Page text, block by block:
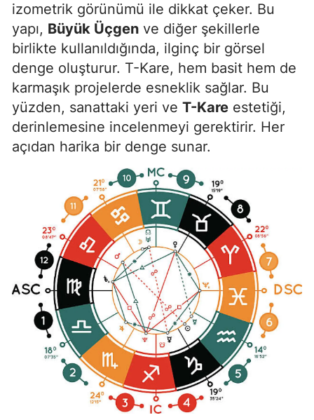
Niğde
Ordu
Rize
Sakarya
Samsun
Sinop
Sivas
Tekirdağ
Tokat
Trabzon
Tunceli
Şanlıurfa
Uşak
izometrik görünümü ile dikkat çeker. Bu
yapı, Büyük Üçgen ve diğer şekillerle
birlikte kullanıldığında, ilginç bir görsel
denge oluşturur. T-Kare, hem basit hem de
karmaşık projelerde esneklik sağlar. Bu
yüzden, sanattaki yeri ve T-Kare estetiği,
derinlemesine incelenmeyi gerektirir. Her
açıdan harika bir denge sunar.